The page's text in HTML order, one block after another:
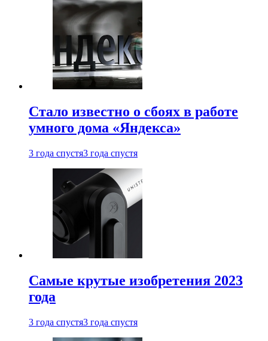
Стало известно о сбоях в работе
умного дома «Яндекса»
3 года спустя3 года спустя
Самые крутые изобретения 2023
года
3 года спустя3 года спустя